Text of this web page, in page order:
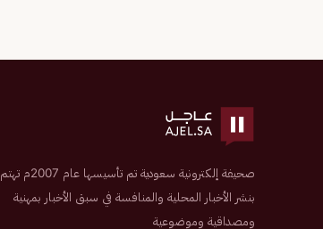
صحيفة إلكترونية سعودية تم تأسيسها عام 2007م تهتم
بنشر الأخبار المحلية والمنافسة في سبق الأخبار بمهنية
ومصداقية وموضوعية